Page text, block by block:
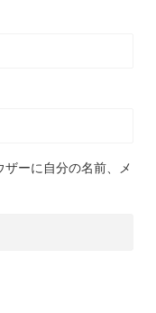
ーに自分の名前、メ